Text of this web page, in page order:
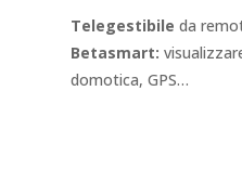
Telegestibile da
Betasmart:
domotica, GPS…